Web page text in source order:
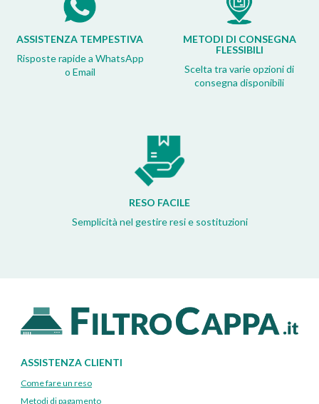
ASSISTENZA TEMPESTIVA
Risposte rapide a WhatsApp
o Email
METODI DI CONSEGNA
FLESSIBILI
Scelta tra varie opzioni di
consegna disponibili
RESO FACILE
Semplicità nel gestire resi e sostituzioni
ASSISTENZA CLIENTI
Come fare un reso
Metodi di pagamento